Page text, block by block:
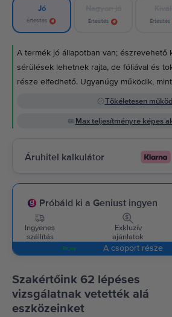
Jó
Értesítés Értesítés Értesítés
A termék jó állapotban van; észrevehető
sérülések lehetnek rajta, de fóliával és
része elfedhető. Ugyanúgy működik,
Tökéletesen
Max teljesítményre képes
Áruhitel kalkulátor
Próbáld ki a Geniust ingyen
Ingyenes
szállítás
Exkluzív
ajánlatok
A csoport része
Szakértőink 62 lépéses
vizsgálatnak vetették alá
eszközeinket